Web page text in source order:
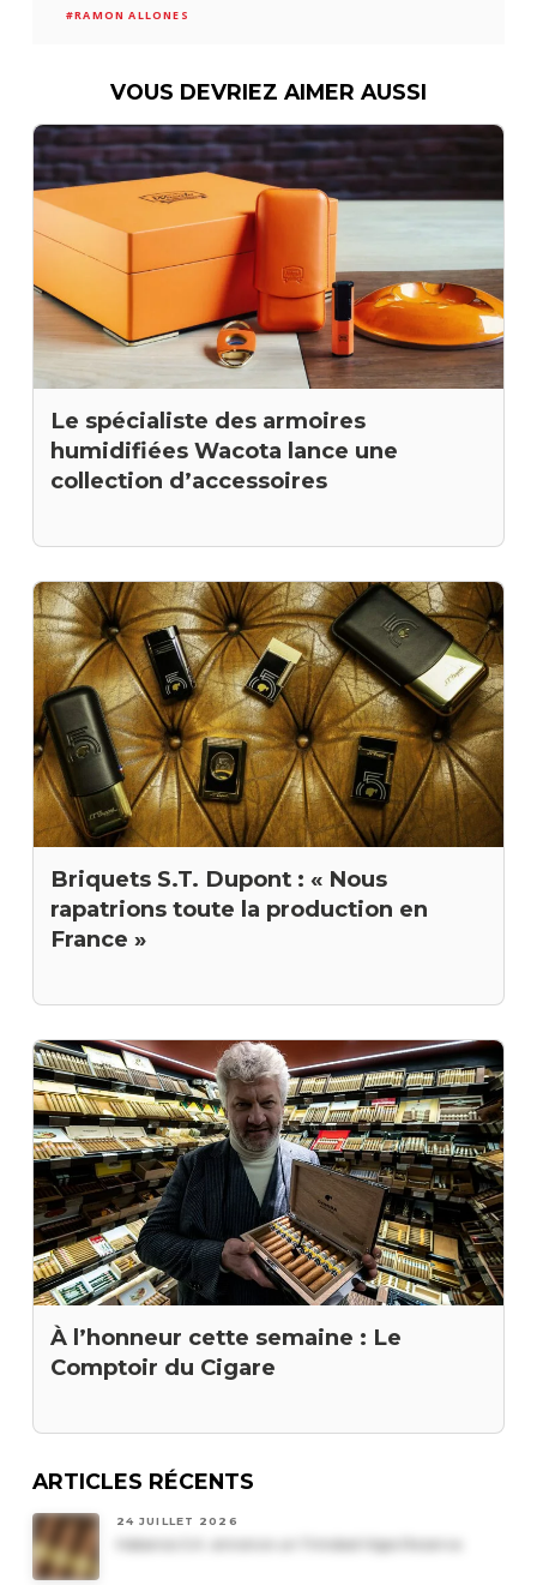
#RAMON ALLONES
VOUS DEVRIEZ AIMER AUSSI
Le spécialiste des armoires
humidifiées Wacota lance une
collection d’accessoires
Briquets S.T. Dupont : « Nous
rapatrions toute la production en
France »
À l’honneur cette semaine : Le
Comptoir du Cigare
ARTICLES RÉCENTS
24 JUILLET 2026
Habanos S.A. annonce un Trinidad Vigia Reserva